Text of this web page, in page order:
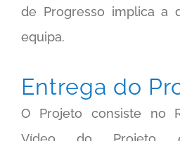
de Progresso implica a
equipa.
Entrega do
O Projeto consiste no